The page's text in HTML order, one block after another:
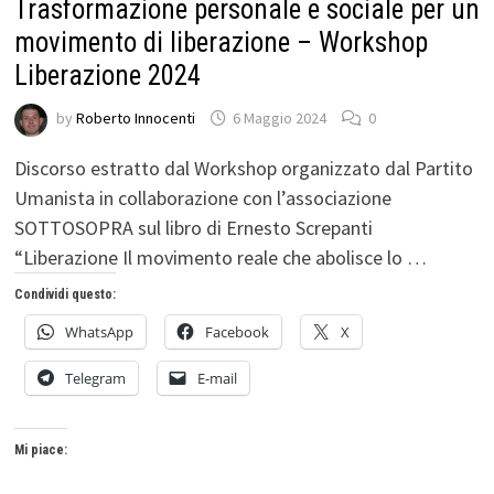
Trasformazione personale e sociale per un
movimento di liberazione – Workshop
Liberazione 2024
by Roberto Innocenti 6 Maggio 2024 0
Discorso estratto dal Workshop organizzato dal Partito
Umanista in collaborazione con l’associazione
SOTTOSOPRA sul libro di Ernesto Screpanti
“Liberazione Il movimento reale che abolisce lo …
Condividi questo:
WhatsApp Facebook X
Telegram E-mail
Mi piace: